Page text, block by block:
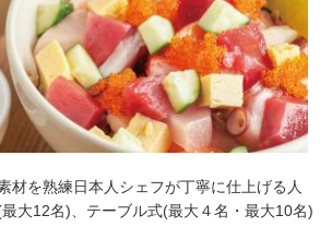
材を熟練日本人シェフが丁寧に仕上げる人
大12名)、テーブル式(最大４名・最大10名)